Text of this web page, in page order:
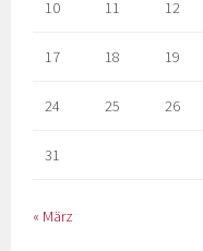
10 11 12
17 18 19
24 25 26
31
« März